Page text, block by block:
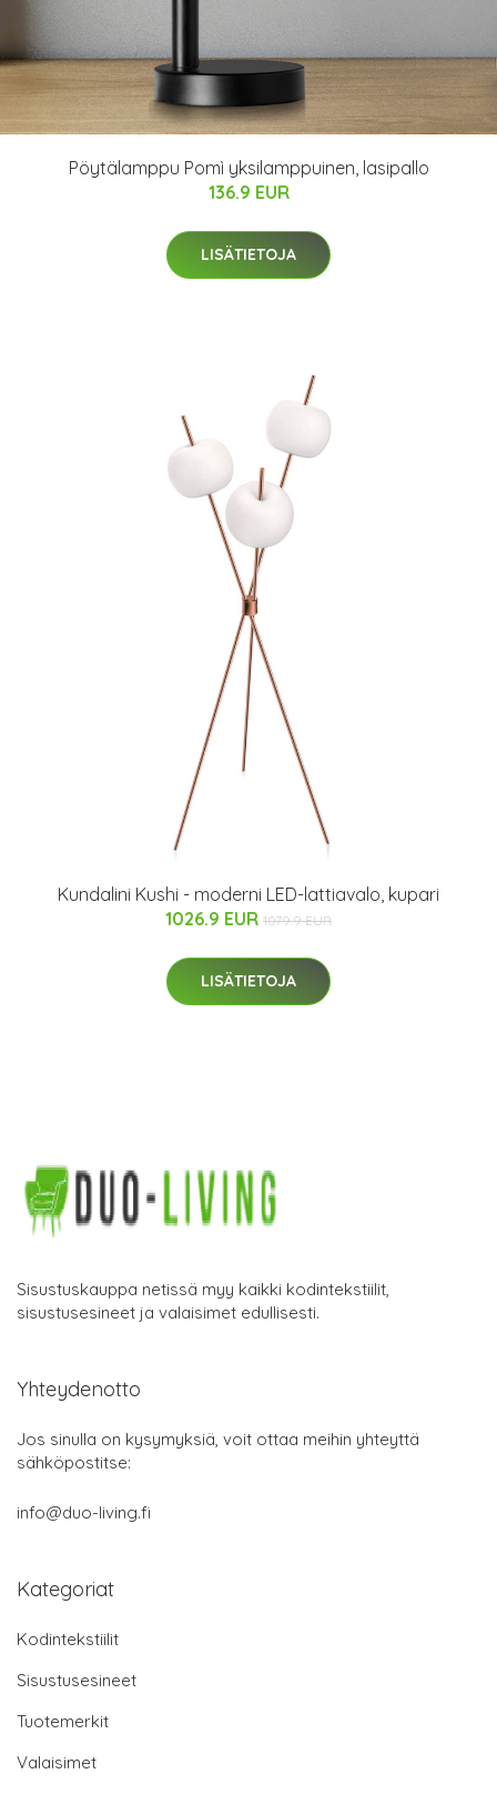
Pöytälamppu Pomì yksilamppuinen, lasipallo
136.9 EUR
LISÄTIETOJA
Kundalini Kushi - moderni LED-lattiavalo, kupari
1026.9 EUR 1079.9 EUR
LISÄTIETOJA
Sisustuskauppa netissä myy kaikki kodintekstiilit,
sisustusesineet ja valaisimet edullisesti.
Yhteydenotto
Jos sinulla on kysymyksiä, voit ottaa meihin yhteyttä
sähköpostitse:
info@duo-living.fi
Kategoriat
Kodintekstiilit
Sisustusesineet
Tuotemerkit
Valaisimet